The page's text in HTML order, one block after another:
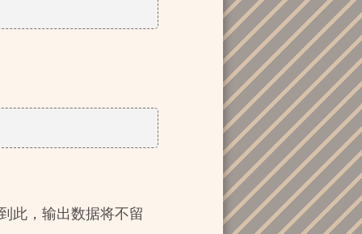
此，输出数据将不留